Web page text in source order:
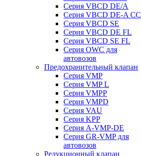
Серия VBCD DE/A
Серия VBCD DE-A CC
Серия VBCD SE
Серия VBCD DE FL
Серия VBCD SE FL
Серия OWC для
автовозов
Предохранительный клапан
Серия VMP
Серия VMP L
Серия VMPP
Серия VMPD
Серия VAU
Серия KPP
Серия A-VMP-DE
Серия GR-VMP для
автовозов
Редукционный клапан